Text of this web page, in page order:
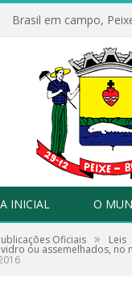
Brasil em campo,
INICIAL O
Oficiais » Leis
ou assemelhados,